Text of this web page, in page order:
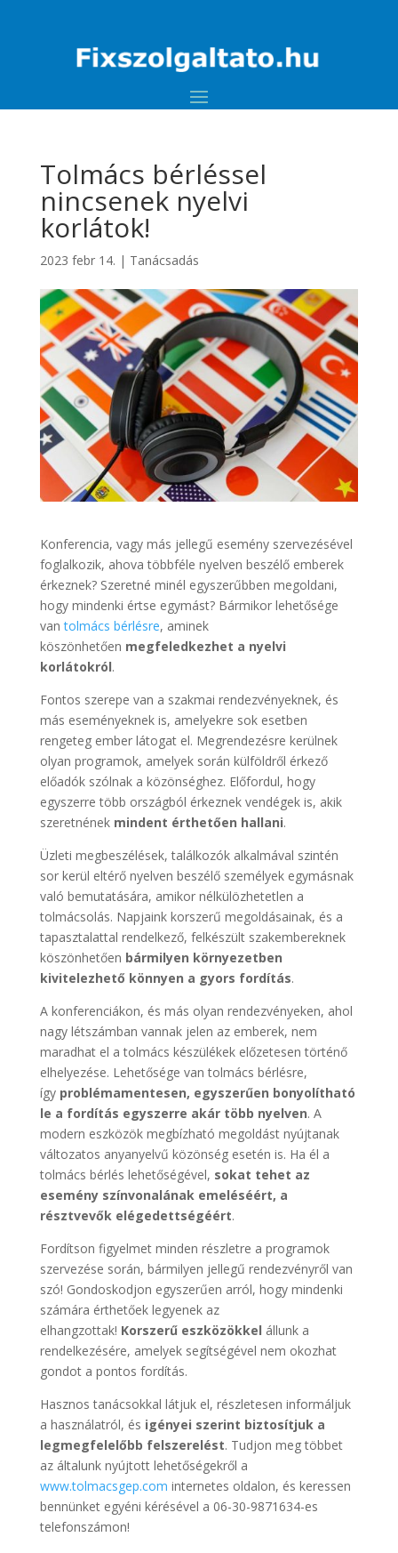
Tolmács bérléssel
nincsenek nyelvi
korlátok!
2023 febr 14. | Tanácsadás
Konferencia, vagy más jellegű esemény szervezésével
foglalkozik, ahova többféle nyelven beszélő emberek
érkeznek? Szeretné minél egyszerűbben megoldani,
hogy mindenki értse egymást? Bármikor lehetősége
vantolmács bérlésre, aminek
köszönhetően megfeledkezhet a nyelvi
korlátokról.
Fontos szerepe van a szakmai rendezvényeknek, és
más eseményeknek is, amelyekre sok esetben
rengeteg ember látogat el. Megrendezésre kerülnek
olyan programok, amelyek során külföldről érkező
előadók szólnak a közönséghez. Előfordul, hogy
egyszerre több országból érkeznek vendégek is, akik
szeretnének mindent érthetően hallani.
Üzleti megbeszélések, találkozók alkalmával szintén
sor kerül eltérő nyelven beszélő személyek egymásnak
való bemutatására, amikor nélkülözhetetlen a
tolmácsolás. Napjaink korszerű megoldásainak, és a
tapasztalattal rendelkező, felkészült szakembereknek
köszönhetően bármilyen környezetben
kivitelezhető könnyen a gyors fordítás.
A konferenciákon, és más olyan rendezvényeken, ahol
nagy létszámban vannak jelen az emberek, nem
maradhat el a tolmács készülékek előzetesen történő
elhelyezése. Lehetősége van tolmács bérlésre,
így problémamentesen, egyszerűen bonyolítható
le a fordítás egyszerre akár több nyelven. A
modern eszközök megbízható megoldást nyújtanak
változatos anyanyelvű közönség esetén is. Ha él a
tolmács bérlés lehetőségével, sokat tehet az
esemény színvonalának emeléséért, a
résztvevők elégedettségéért.
Fordítson figyelmet minden részletre a programok
szervezése során, bármilyen jellegű rendezvényről van
szó! Gondoskodjon egyszerűen arról, hogy mindenki
számára érthetőek legyenek az
elhangzottak! Korszerű eszközökkel állunk a
rendelkezésére, amelyek segítségével nem okozhat
gondot a pontos fordítás.
Hasznos tanácsokkal látjuk el, részletesen informáljuk
a használatról, és igényei szerint biztosítjuk a
legmegfelelőbb felszerelést. Tudjon meg többet
az általunk nyújtott lehetőségekről a
www.tolmacsgep.com internetes oldalon, és keressen
bennünket egyéni kérésével a 06-30-9871634-es
telefonszámon!